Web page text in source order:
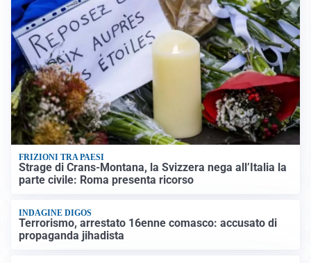
FRIZIONI TRA PAESI
Strage di Crans-Montana, la Svizzera nega all’Italia la
parte civile: Roma presenta ricorso
INDAGINE DIGOS
Terrorismo, arrestato 16enne comasco: accusato di
propaganda jihadista